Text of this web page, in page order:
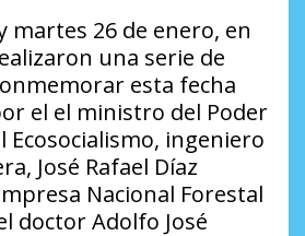
martes 26 de enero, en
una serie de
esta fecha
el el ministro del Poder
Ecosocialismo, ingeniero
José Rafael Díaz
Nacional Forestal
doctor Adolfo José